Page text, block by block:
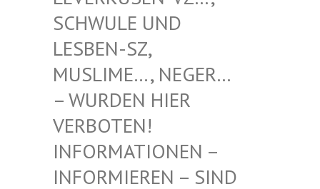
WULE UND LES
BEN-SZ, MUS
LIME…, NEGER… – W
URDEN HIER VER
BOTEN! INF
ORMATIONEN – INF
ORMIEREN – SIND – I